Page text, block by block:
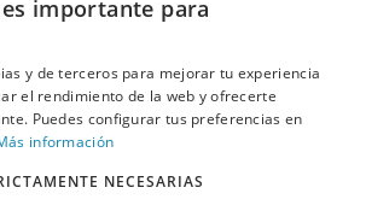
políticas de privacidadde Behumax
importante para
y de terceros para mejorar tu experiencia
el rendimiento de la web y ofrecerte
Puedes configurar tus preferencias en
información
NECESARIAS